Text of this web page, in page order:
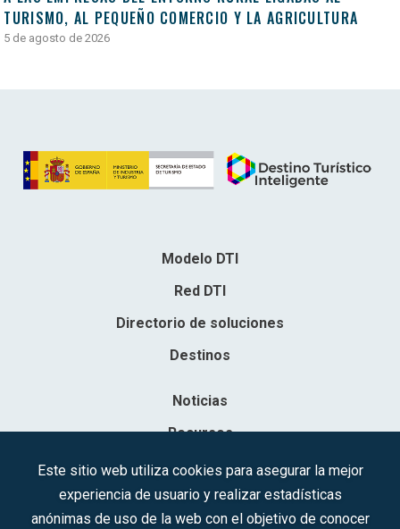
TURISMO, AL PEQUEÑO COMERCIO Y LA AGRICULTURA
5 de agosto de 2026
Modelo DTI
Red DTI
Directorio de soluciones
Destinos
Noticias
Recursos
Contacto
Sociedad Mercantil Estatal para la Gestión de la Innovación y las
Este sitio web utiliza cookies para asegurar la mejor
experiencia de usuario y realizar estadísticas
anónimas de uso de la web con el objetivo de conocer